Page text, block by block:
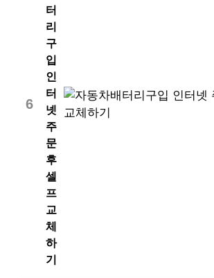
6
터
리
구
입
인
터
넷
주
문
후
셀
프
교
체
하
기